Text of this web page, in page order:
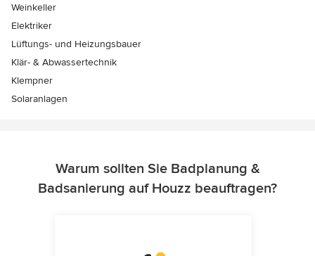
Weinkeller
Elektriker
Lüftungs- und Heizungsbauer
Klär- & Abwassertechnik
Klempner
Solaranlagen
Warum sollten Sie Badplanung &
Badsanierung auf Houzz beauftragen?